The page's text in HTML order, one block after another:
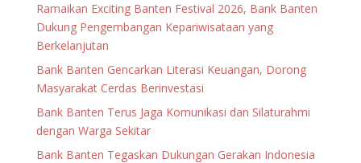
Ramaikan Exciting Banten Festival 2026, Bank Banten
Dukung Pengembangan Kepariwisataan yang
Berkelanjutan
Bank Banten Gencarkan Literasi Keuangan, Dorong
Masyarakat Cerdas Berinvestasi
Bank Banten Terus Jaga Komunikasi dan Silaturahmi
dengan Warga Sekitar
Bank Banten Tegaskan Dukungan Gerakan Indonesia